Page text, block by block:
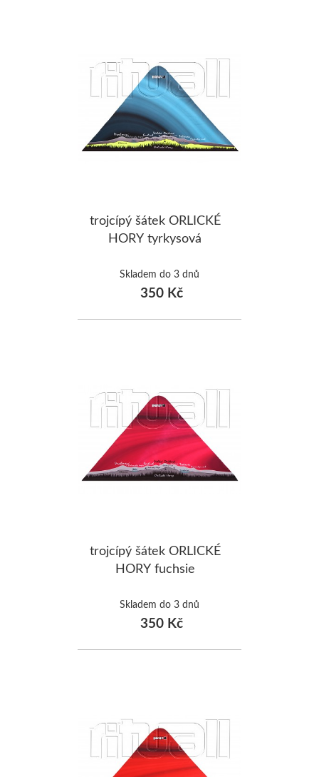
trojcípý šátek ORLICKÉ
HORY tyrkysová
Skladem do 3 dnů
350 Kč
trojcípý šátek ORLICKÉ
HORY fuchsie
Skladem do 3 dnů
350 Kč